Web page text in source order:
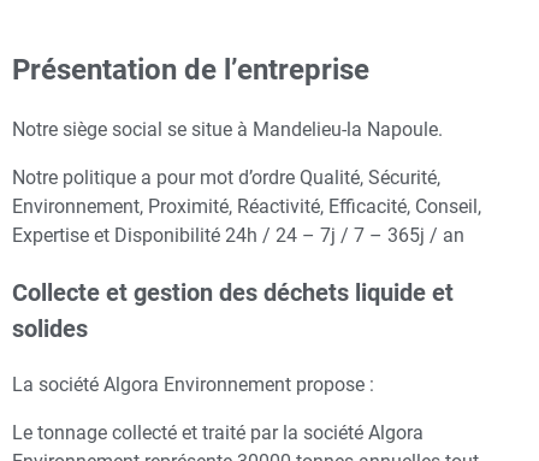
Présentation de l’entreprise
Notre siège social se situe à Mandelieu-la Napoule.
Notre politique a pour mot d’ordre Qualité, Sécurité,
Environnement, Proximité, Réactivité, Efficacité, Conseil,
Expertise et Disponibilité 24h / 24 – 7j / 7 – 365j / an
Collecte et gestion des déchets liquide et
solides
La société Algora Environnement propose :
Le tonnage collecté et traité par la société Algora